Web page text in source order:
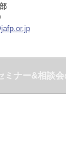
ミナー&相談